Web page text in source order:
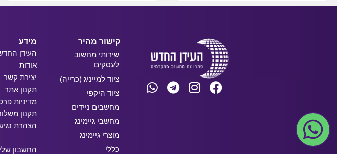
קישור מהיר
שירותי מחשוב
לעסקים
ציוד למייניג (כרייה)
ציוד היקפי
מחשבים ניידים
מחשבי גיימינג
מוצרי גיימינג
כללי
מידע
העידן
אודות
יצירת קשר
תקנון אתר
מדיניות
תקנון
הצהרת
החשבון שלי